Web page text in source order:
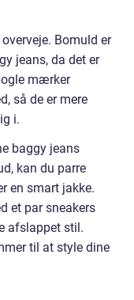
Bomuld er
jeans, da det er
mærker
så de er mere
i.
baggy jeans
kan du parre
en smart jakke.
et par sneakers
afslappet stil.
til at style dine